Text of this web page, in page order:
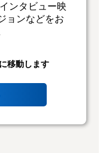
ンタビュー映
ョンなどをお
移動します